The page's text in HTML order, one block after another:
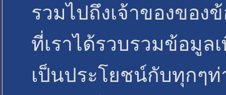
รวมไปถึงเจ้าของขอ
ที่เราได้รวบรวมข้อมูล
เป็นประโยชน์กับทุกๆ